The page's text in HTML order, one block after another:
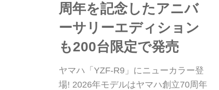
周年を記念したアニバ
ーサリーエディション
も200台限定で発売
ヤマハ「YZF-R9」にニューカラー登
場! 2026年モデルはヤマハ創立70周年